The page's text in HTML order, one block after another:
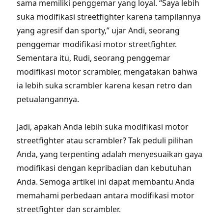
sama memiliki penggemar yang loyal. “Saya lebih
suka modifikasi streetfighter karena tampilannya
yang agresif dan sporty,” ujar Andi, seorang
penggemar modifikasi motor streetfighter.
Sementara itu, Rudi, seorang penggemar
modifikasi motor scrambler, mengatakan bahwa
ia lebih suka scrambler karena kesan retro dan
petualangannya.
Jadi, apakah Anda lebih suka modifikasi motor
streetfighter atau scrambler? Tak peduli pilihan
Anda, yang terpenting adalah menyesuaikan gaya
modifikasi dengan kepribadian dan kebutuhan
Anda. Semoga artikel ini dapat membantu Anda
memahami perbedaan antara modifikasi motor
streetfighter dan scrambler.